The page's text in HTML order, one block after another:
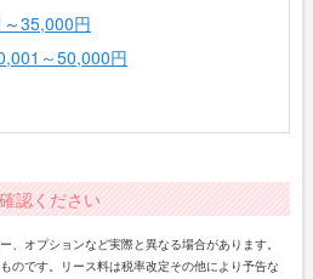
35,000円
～50,000円
認ください
、オプションなど実際と異なる場合があります。
のです。リース料は税率改定その他により予告な